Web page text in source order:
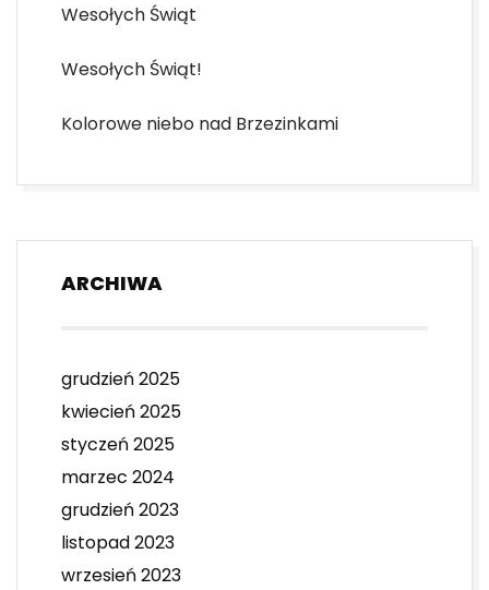
Wesołych Świąt
Wesołych Świąt!
Kolorowe niebo nad Brzezinkami
ARCHIWA
grudzień 2025
kwiecień 2025
styczeń 2025
marzec 2024
grudzień 2023
listopad 2023
wrzesień 2023